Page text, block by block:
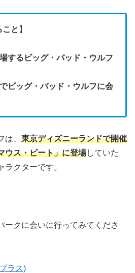
こと 】
するビッグ・バッド・ウルフ
ビッグ・バッド・ウルフに会
は、 東京ディズニーランドで開催
ウス・ビート」に登場していた
ラクターです。
ークに会いに行ってみてくださ
ラス)